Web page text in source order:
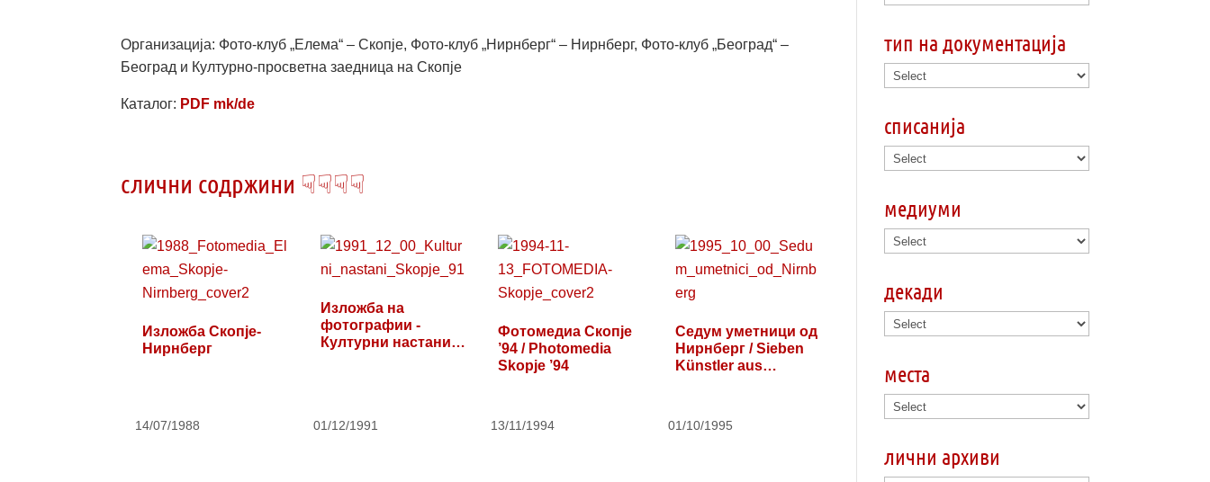
Организација: Фото-клуб „Елема“ – Скопје, Фото-клуб „Нирнберг“ – Нирнберг, Фото-клуб „Београд“ –
Београд и Културно-просветна заедница на Скопје
Каталог: PDF mk/de
слични содржини ☟☟☟☟
Изложба Скопје-
Нирнберг
14/07/1988
Изложба на
фотографии -
Културни настани
01/12/1991
Фотомедиа Скопје
’94 / Photomedia
Skopje ’94
13/11/1994
Седум уметници од
Нирнберг / Sieben
Künstler aus
01/10/1995
тип на документација
списанија
медиуми
декади
места
лични архиви